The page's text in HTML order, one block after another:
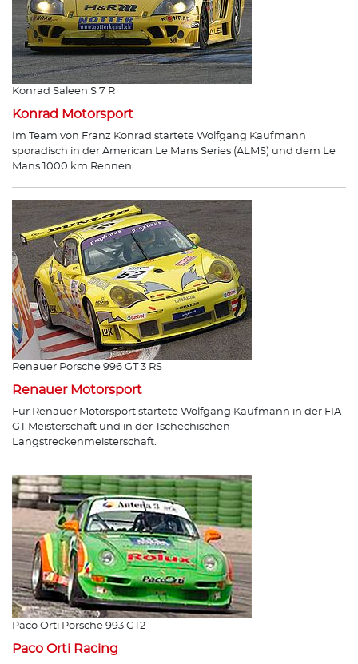
Konrad Saleen S 7 R
Konrad Motorsport
Im Team von Franz Konrad startete Wolfgang Kaufmann
sporadisch in der American Le Mans Series (ALMS) und dem Le
Mans 1000 km Rennen.
Renauer Porsche 996 GT 3 RS
Renauer Motorsport
Für Renauer Motorsport startete Wolfgang Kaufmann in der FIA
GT Meisterschaft und in der Tschechischen
Langstreckenmeisterschaft.
Paco Orti Porsche 993 GT2
Paco Orti Racing